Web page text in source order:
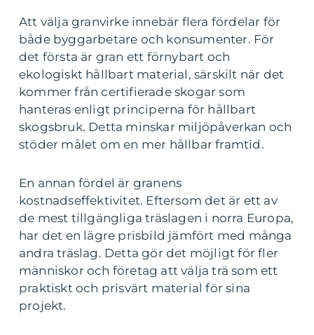
Att välja granvirke innebär flera fördelar för
både byggarbetare och konsumenter. För
det första är gran ett förnybart och
ekologiskt hållbart material, särskilt när det
kommer från certifierade skogar som
hanteras enligt principerna för hållbart
skogsbruk. Detta minskar miljöpåverkan och
stöder målet om en mer hållbar framtid.
En annan fördel är granens
kostnadseffektivitet. Eftersom det är ett av
de mest tillgängliga träslagen i norra Europa,
har det en lägre prisbild jämfört med många
andra träslag. Detta gör det möjligt för fler
människor och företag att välja trä som ett
praktiskt och prisvärt material för sina
projekt.